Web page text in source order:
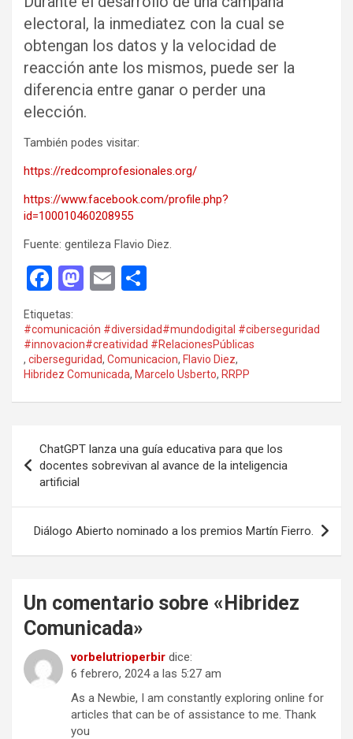
electoral, la inmediatez con la cual se
obtengan los datos y la velocidad de
reacción ante los mismos, puede ser la
diferencia entre ganar o perder una
elección.
También podes visitar:
https://redcomprofesionales.org/
https://www.facebook.com/profile.php?
id=100010460208955
Fuente: gentileza Flavio Diez.
F
a
ce
b
o
o
M
st
o
d
o
E
ail m
p
ar
tir
Etiquetas:
#comunicación #diversidad#mundodigital #ciberseguridad
#innovacion#creatividad #RelacionesPúblicas
, ciberseguridad, Comunicacion, Flavio Diez,
Hibridez Comunicada, Marcelo Usberto, RRPP
de
entradas
ChatGPT lanza una guía educativa para que los
docentes sobrevivan al avance de la inteligencia
artificial
Diálogo Abierto nominado a los premios Martín Fierro.
Un comentario sobre « Hibridez
Comunicada»
vorbelutrioperbir dice:
6 febrero, 2024 a las 5:27 am
As a Newbie, I am constantly exploring online for
articles that can be of assistance to me. Thank
you